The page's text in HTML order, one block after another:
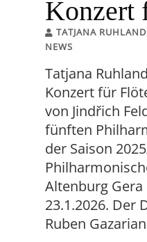
Konzert
TATJANA RUHLAND
NEWS
Tatjana
Konzert für
von Jindřich
fünften
der Saison
Altenburg Gera
23.1.2026. Der
Ruben